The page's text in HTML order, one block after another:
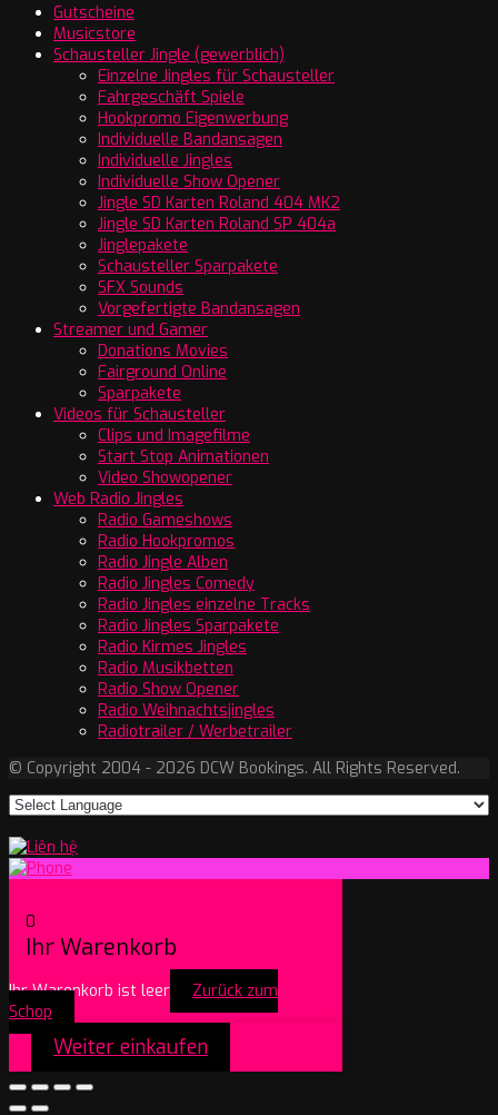
Gutscheine
Musicstore
Schausteller Jingle (gewerblich)
Einzelne Jingles für Schausteller
Fahrgeschäft Spiele
Hookpromo Eigenwerbung
Individuelle Bandansagen
Individuelle Jingles
Individuelle Show Opener
Jingle SD Karten Roland 404 MK2
Jingle SD Karten Roland SP 404a
Jinglepakete
Schausteller Sparpakete
SFX Sounds
Vorgefertigte Bandansagen
Streamer und Gamer
Donations Movies
Fairground Online
Sparpakete
Videos für Schausteller
Clips und Imagefilme
Start Stop Animationen
Video Showopener
Web Radio Jingles
Radio Gameshows
Radio Hookpromos
Radio Jingle Alben
Radio Jingles Comedy
Radio Jingles einzelne Tracks
Radio Jingles Sparpakete
Radio Kirmes Jingles
Radio Musikbetten
Radio Show Opener
Radio Weihnachtsjingles
Radiotrailer / Werbetrailer
© Copyright 2004 - 2026 DCW Bookings. All Rights Reserved.
0
Ihr Warenkorb
Ihr Warenkorb ist leer
Zurück zum
Schop
Weiter einkaufen